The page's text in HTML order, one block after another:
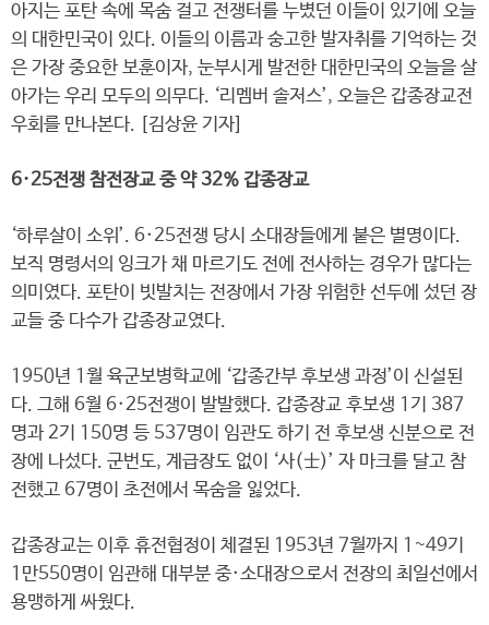
아지는 포탄 속에 목숨 걸고 전쟁터를 누볐던 이들이 있기에 오늘
의 대한민국이 있다. 이들의 이름과 숭고한 발자취를 기억하는 것
은 가장 중요한 보훈이자, 눈부시게 발전한 대한민국의 오늘을 살
아가는 우리 모두의 의무다. ‘리멤버 솔저스’, 오늘은 갑종장교전
우회를 만나본다. [김상윤 기자]
6·25전쟁 참전장교 중 약 32% 갑종장교
‘하루살이 소위’. 6·25전쟁 당시 소대장들에게 붙은 별명이다.
보직 명령서의 잉크가 채 마르기도 전에 전사하는 경우가 많다는
의미였다. 포탄이 빗발치는 전장에서 가장 위험한 선두에 섰던 장
교들 중 다수가 갑종장교였다.
1950년 1월 육군보병학교에 ‘갑종간부 후보생 과정’이 신설된
다. 그해 6월 6·25전쟁이 발발했다. 갑종장교 후보생 1기 387
명과 2기 150명 등 537명이 임관도 하기 전 후보생 신분으로 전
장에 나섰다. 군번도, 계급장도 없이 ‘사(士)’ 자 마크를 달고 참
전했고 67명이 초전에서 목숨을 잃었다.
갑종장교는 이후 휴전협정이 체결된 1953년 7월까지 1~49기
1만550명이 임관해 대부분 중·소대장으로서 전장의 최일선에서
용맹하게 싸웠다.